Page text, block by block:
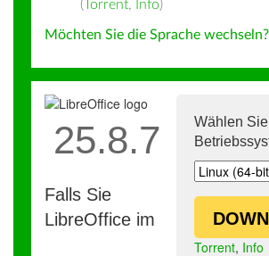
(Torrent, Info)
Möchten Sie die Sprache wechseln?
Wählen
Torrent, Info
25.8.7
Falls Sie
LibreOffice im